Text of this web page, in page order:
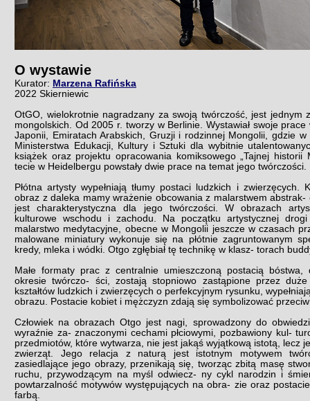
O wystawie
Kurator: Marzena Rafińska
2022 Skierniewic
OtGO, wielokrotnie nagradzany za swoją twórczość, jest jednym
mongolskich. Od 2005 r. tworzy w Berlinie. Wystawiał swoje
Japonii, Emiratach Arabskich, Gruzji i rodzinnej Mongolii, gdzie w
Ministerstwa Edukacji, Kultury i Sztuki dla wybitnie
książek oraz projektu opracowania komiksowego „Tajnej historii
tecie w Heidelbergu powstały dwie prace na temat jego twórczości.
Płótna artysty wypełniają tłumy postaci ludzkich i zwierzęcych.
obraz z daleka mamy wrażenie obcowania z malarstwem abstrak-
jest charakterystyczna dla jego twórczości. W obrazach
kulturowe wschodu i zachodu. Na początku artystycznej
malarstwo medytacyjne, obecne w Mongolii jeszcze w czasach
malowane miniatury wykonuje się na płótnie zagruntowanym
kredy, mleka i wódki. Otgo zgłębiał tę technikę w klasz- torach
Małe formaty prac z centralnie umieszczoną postacią bóstwa,
okresie twórczo- ści, zostają stopniowo zastąpione przez duże
kształtów ludzkich i zwierzęcych o perfekcyjnym rysunku,
obrazu. Postacie kobiet i mężczyzn zdają się symbolizować
Człowiek na obrazach Otgo jest nagi, sprowadzony do
wyraźnie za- znaczonymi cechami płciowymi, pozbawiony kul-
przedmiotów, które wytwarza, nie jest jakąś wyjątkową istotą, lecz
zwierząt. Jego relacja z naturą jest istotnym motywem
zasiedlające jego obrazy, przenikają się, tworząc zbitą masę
ruchu, przywodzącym na myśl odwiecz- ny cykl narodzin i
powtarzalność motywów występujących na obra- zie oraz
farbą.